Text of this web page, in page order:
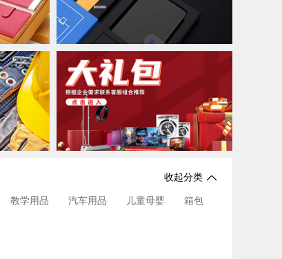
收起分类
教学用品 汽车用品 儿童母婴
箱包